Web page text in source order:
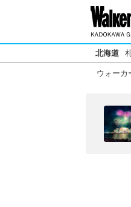
北海道
ウォーカ